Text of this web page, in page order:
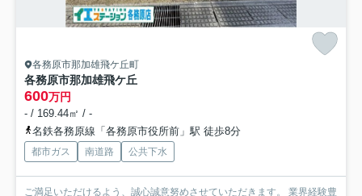
各務原市那加雄飛ケ丘町
各務原市那加雄飛ケ丘
600万円
- / 169.44㎡ / -
名鉄各務原線「各務原市役所前」駅 徒歩8分
都市ガス 南道路 公共下水
ご満足いただけるよう、誠心誠意努めさせていただきます。 業界経験豊